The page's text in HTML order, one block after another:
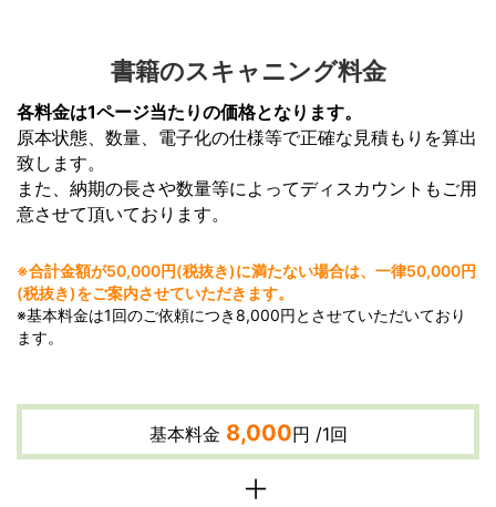
書籍のスキャニング料金
各料金は1ページ当たりの価格となります。
原本状態、数量、電子化の仕様等で正確な見積もりを算出
致します。
また、納期の長さや数量等によってディスカウントもご用
意させて頂いております。
※合計金額が50,000円(税抜き)に満たない場合は、一律50,000円
(税抜き)をご案内させていただきます。
※基本料金は1回のご依頼につき8,000円とさせていただいており
ます。
基本料金 8,000円 /1回